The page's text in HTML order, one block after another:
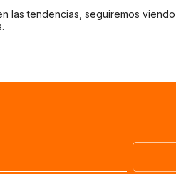
las tendencias, seguiremos